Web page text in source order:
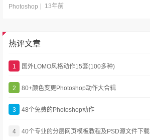
Photoshop 13年前
热评文章
1 国外LOMO风格动作15套(100多种)
2 80+颜色变更Photoshop动作大合辑
3 48个免费的Photoshop动作
4 40个专业的分层网页模板教程及PSD源文件下载